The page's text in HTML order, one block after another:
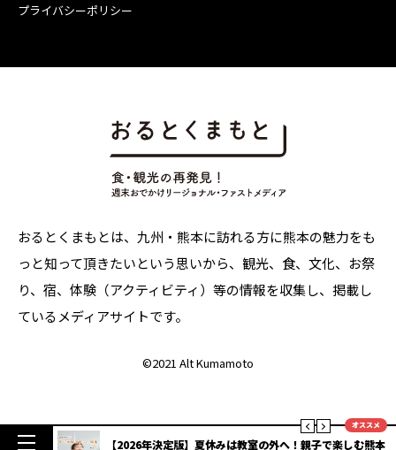
プライバシーポリシー
おるとくまもとは、九州・熊本に訪れる方に熊本の魅力をも
っと知って頂きたいという思いから、観光、食、文化、お祭
り、宿、体験（アクティビティ）等の情報を収集し、掲載し
ているメディアサイトです。
©2021 Alt Kumamoto
オススメ
度抜群 【2026年決定版】夏休みは教室の外へ！親子で楽しむ熊本